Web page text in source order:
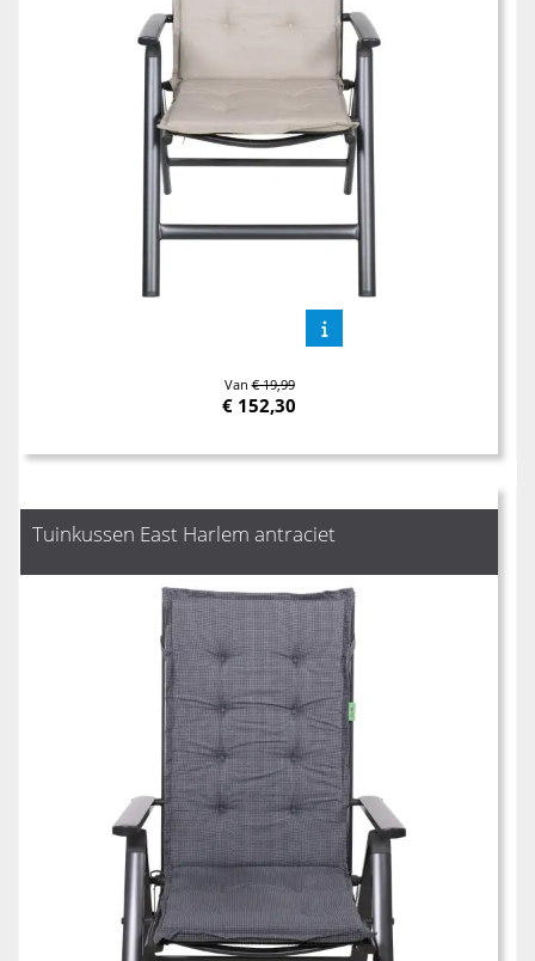
Van€ 19,99
€ 152,30
Tuinkussen East Harlem antraciet